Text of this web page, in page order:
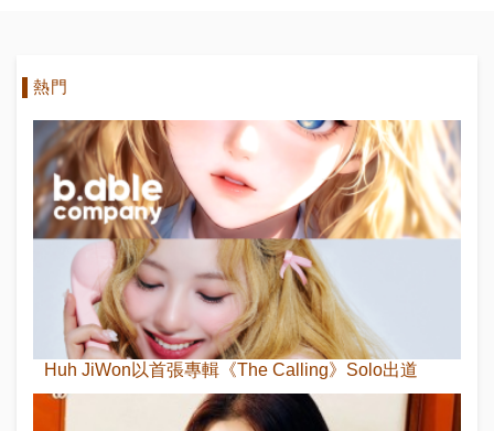
熱門
Huh JiWon以首張專輯《The Calling》Solo出道